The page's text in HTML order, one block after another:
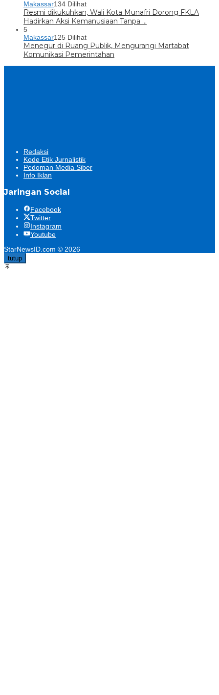
Makassar134 Dilihat
Resmi dikukuhkan, Wali Kota Munafri Dorong FKLA
Hadirkan Aksi Kemanusiaan Tanpa …
5
Makassar125 Dilihat
Menegur di Ruang Publik, Mengurangi Martabat
Komunikasi Pemerintahan
Redaksi
Kode Etik Jurnalistik
Pedoman Media Siber
Info Iklan
Jaringan Social
Facebook
Twitter
Instagram
Youtube
StarNewsID.com © 2026
tutup